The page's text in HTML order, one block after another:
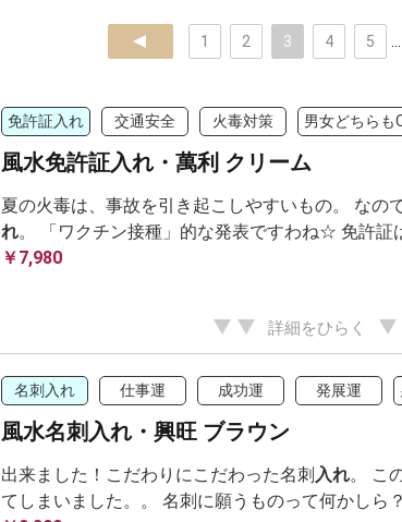
prev 1 2 3 4 5
免許証入れ 交通安全 火毒対策 男女どちらも
風水免許証入れ・萬利 クリーム
夏の火毒は、事故を引き起こしやすいもの。 なの
れ。 「ワクチン接種」的な発表ですわね☆ 免許証
￥7,980
詳細をひらく
名刺入れ 仕事運 成功運 発展運
風水名刺入れ・興旺 ブラウン
出来ました！こだわりにこだわった名刺入れ。 こ
てしまいました。。 名刺に願うものって何かしら